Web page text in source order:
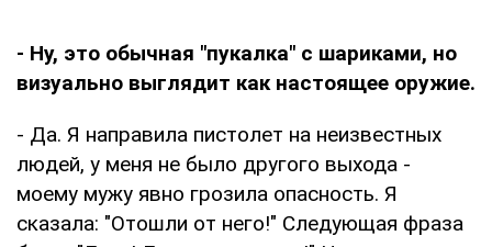
- Ну, это обычная "пукалка" с шариками, но
визуально выглядит как настоящее оружие.
- Да. Я направила пистолет на неизвестных
людей, у меня не было другого выхода -
моему мужу явно грозила опасность. Я
сказала: "Отошли от него!" Следующая фраза